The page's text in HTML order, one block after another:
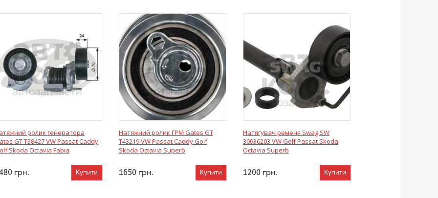
ролик генератора
GT T38427 VW Passat Caddy
Skoda Octavia Fabia
грн. Купити
Натяжний ролик ГРМ Gates GT
T43219 VW Passat Caddy Golf
Skoda Octavia Superb
1650 грн. Купити
Натягувач ременя Swag SW
30936203 VW Golf Passat Skoda
Octavia Superb
1200 грн. Купити